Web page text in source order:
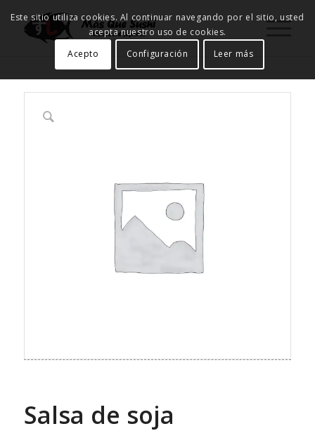
Salsa de soja
Este sitio utiliza cookies. Al continuar navegando por el sitio, usted
acepta nuestro uso de cookies.
Acepto
Configuración Leer más